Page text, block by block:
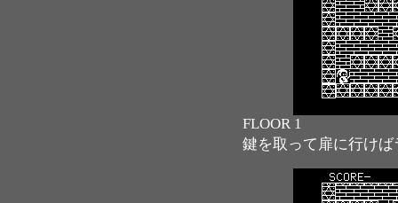
FLOOR 1
鍵を取って扉に行け